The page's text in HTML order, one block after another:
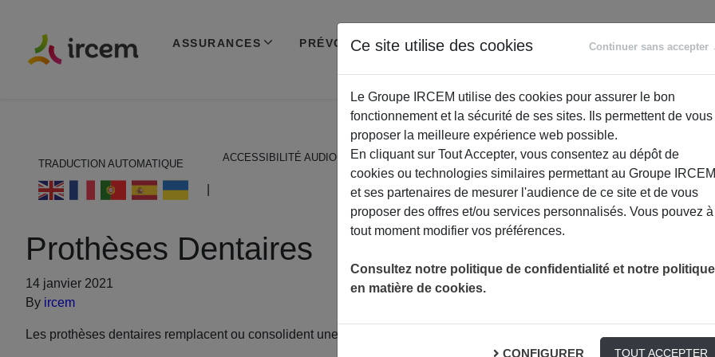
ASSURANCES PRÉVOYANCE RETRAITE
ACCOMPAGNEMENT
TRADUCTION AUTOMATIQUE
ACCESSIBILITÉ AUDIO
Prothèses Dentaires
14 janvier 2021
By ircem
Les prothèses dentaires remplacent ou consolident une ou plusieurs dents abîmées. Il en existe différents types :
Ce site utilise des cookies Continuer sans accepter
Le Groupe IRCEM utilise des cookies pour assurer le bon
fonctionnement et la sécurité de ses sites. Ils permettent de vous
proposer la meilleure expérience web possible.
En cliquant sur Tout Accepter, vous consentez au dépôt de
cookies ou technologies similaires permettant au Groupe IRCEM
et ses partenaires de mesurer l'audience de ce site et de vous
proposer des offres et/ou services personnalisés. Vous pouvez à
tout moment modifier vos préférences.
Consultez notre politique de confidentialité et notre politique
en matière de cookies.
CONFIGURER TOUT ACCEPTER